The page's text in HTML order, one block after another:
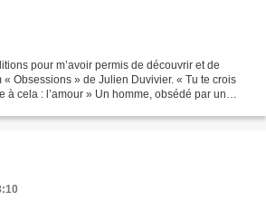
pour m’avoir permis de découvrir et de
Obsessions » de Julien Duvivier. « Tu te crois
à cela : l’amour » Un homme, obsédé par un